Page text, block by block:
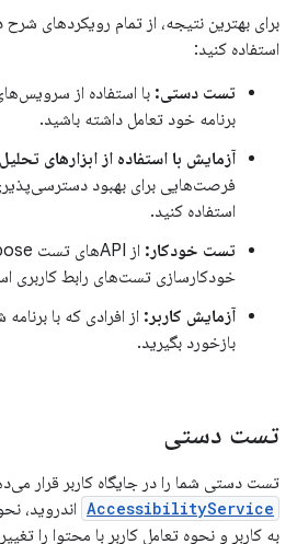
برای بهترین نتیجه، از تمام رویکردهای
استفاده کنید:
تست دستی: با استفاده از
برنامه خود تعامل داشته باشید.
آزمایش با استفاده از ابزارهای
فرصت‌هایی برای بهبود
استفاده کنید.
تست خودکار:
خودکارسازی تست‌های رابط کاربری
آزمایش کاربر: از افرادی که با برنامه
بازخورد بگیرید.
تست دستی
تست دستی شما را در جایگاه کاربر قرار
AccessibilityService اندروید،
به کاربر و نحوه تعامل کاربر با محتوا را